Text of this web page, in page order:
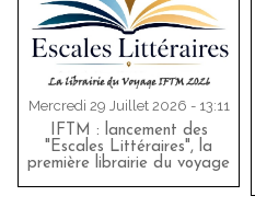
Mercredi 29 Juillet 2026 - 13:11
IFTM : lancement des
"Escales Littéraires", la
première librairie du voyage